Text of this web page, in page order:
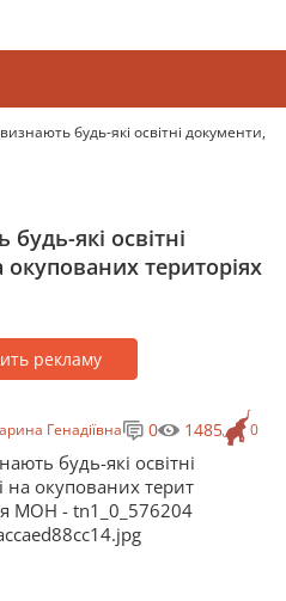
будь-які освітні документи,
які освітні
територіях
рекламу
Генадіївна 0
0 1485